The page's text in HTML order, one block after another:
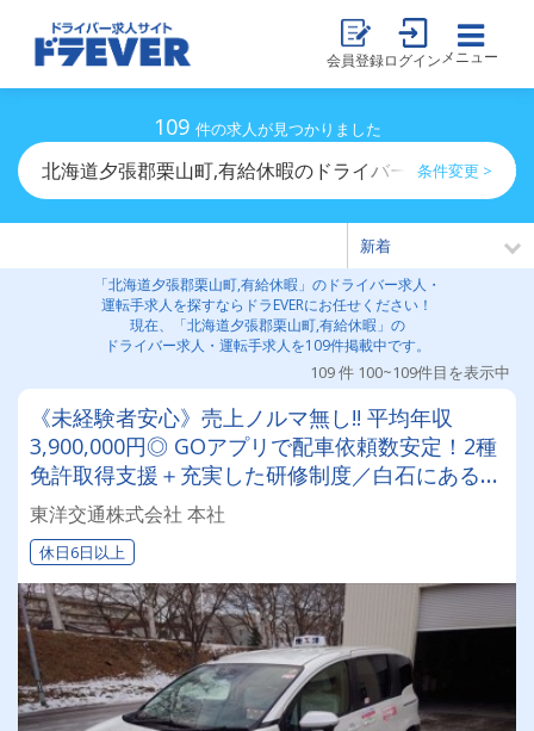
会員登録ログイン メニュー
109 件の求人が見つかりました
北海道夕張郡栗山町,有給休暇のドライバー求人・運転手
条件変更 >
「北海道夕張郡栗山町,有給休暇」のドライバー求人・
運転手求人を探すならドラEVERにお任せください！
現在、「北海道夕張郡栗山町,有給休暇」の
ドライバー求人・運転手求人を109件掲載中です。
109 件 100~109件目を表示中
《未経験者安心》売上ノルマ無し!! 平均年収
3,900,000円◎ GOアプリで配車依頼数安定！2種
免許取得支援＋充実した研修制度／白石にあるア
ットフームな雰囲気のタクシー会社☆
東洋交通株式会社 本社
休日6日以上